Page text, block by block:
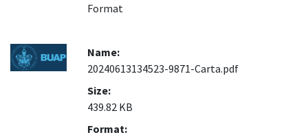
Format
Name:
20240613134523-9871-Carta.pdf
Size:
439.82 KB
Format: